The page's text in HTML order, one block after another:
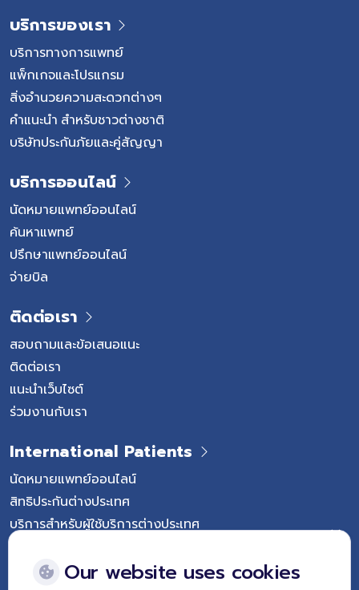
บริการของเรา
บริการทางการแพทย์
แพ็กเกจและโปรแกรม
สิ่งอำนวยความสะดวกต่างๆ
คำแนะนำ สำหรับชาวต่างชาติ
บริษัทประกันภัยและคู่สัญญา
บริการออนไลน์
นัดหมายแพทย์ออนไลน์
ค้นหาแพทย์
ปรึกษาแพทย์ออนไลน์
จ่ายบิล
ติดต่อเรา
สอบถามและข้อเสนอแนะ
ติดต่อเรา
แนะนำเว็บไซต์
ร่วมงานกับเรา
International Patients
นัดหมายแพทย์ออนไลน์
สิทธิประกันต่างประเทศ
บริการสำหรับผู้ใช้บริการต่างประเทศ
Follow Vejthani International Hospital
Our website uses cookies